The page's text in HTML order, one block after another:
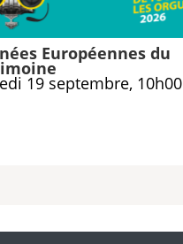
Européennes du
19 septembre, 10h00